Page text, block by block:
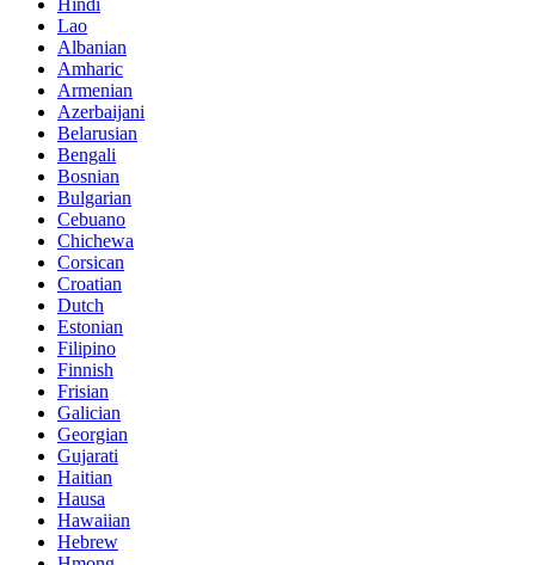
Hindi
Lao
Albanian
Amharic
Armenian
Azerbaijani
Belarusian
Bengali
Bosnian
Bulgarian
Cebuano
Chichewa
Corsican
Croatian
Dutch
Estonian
Filipino
Finnish
Frisian
Galician
Georgian
Gujarati
Haitian
Hausa
Hawaiian
Hebrew